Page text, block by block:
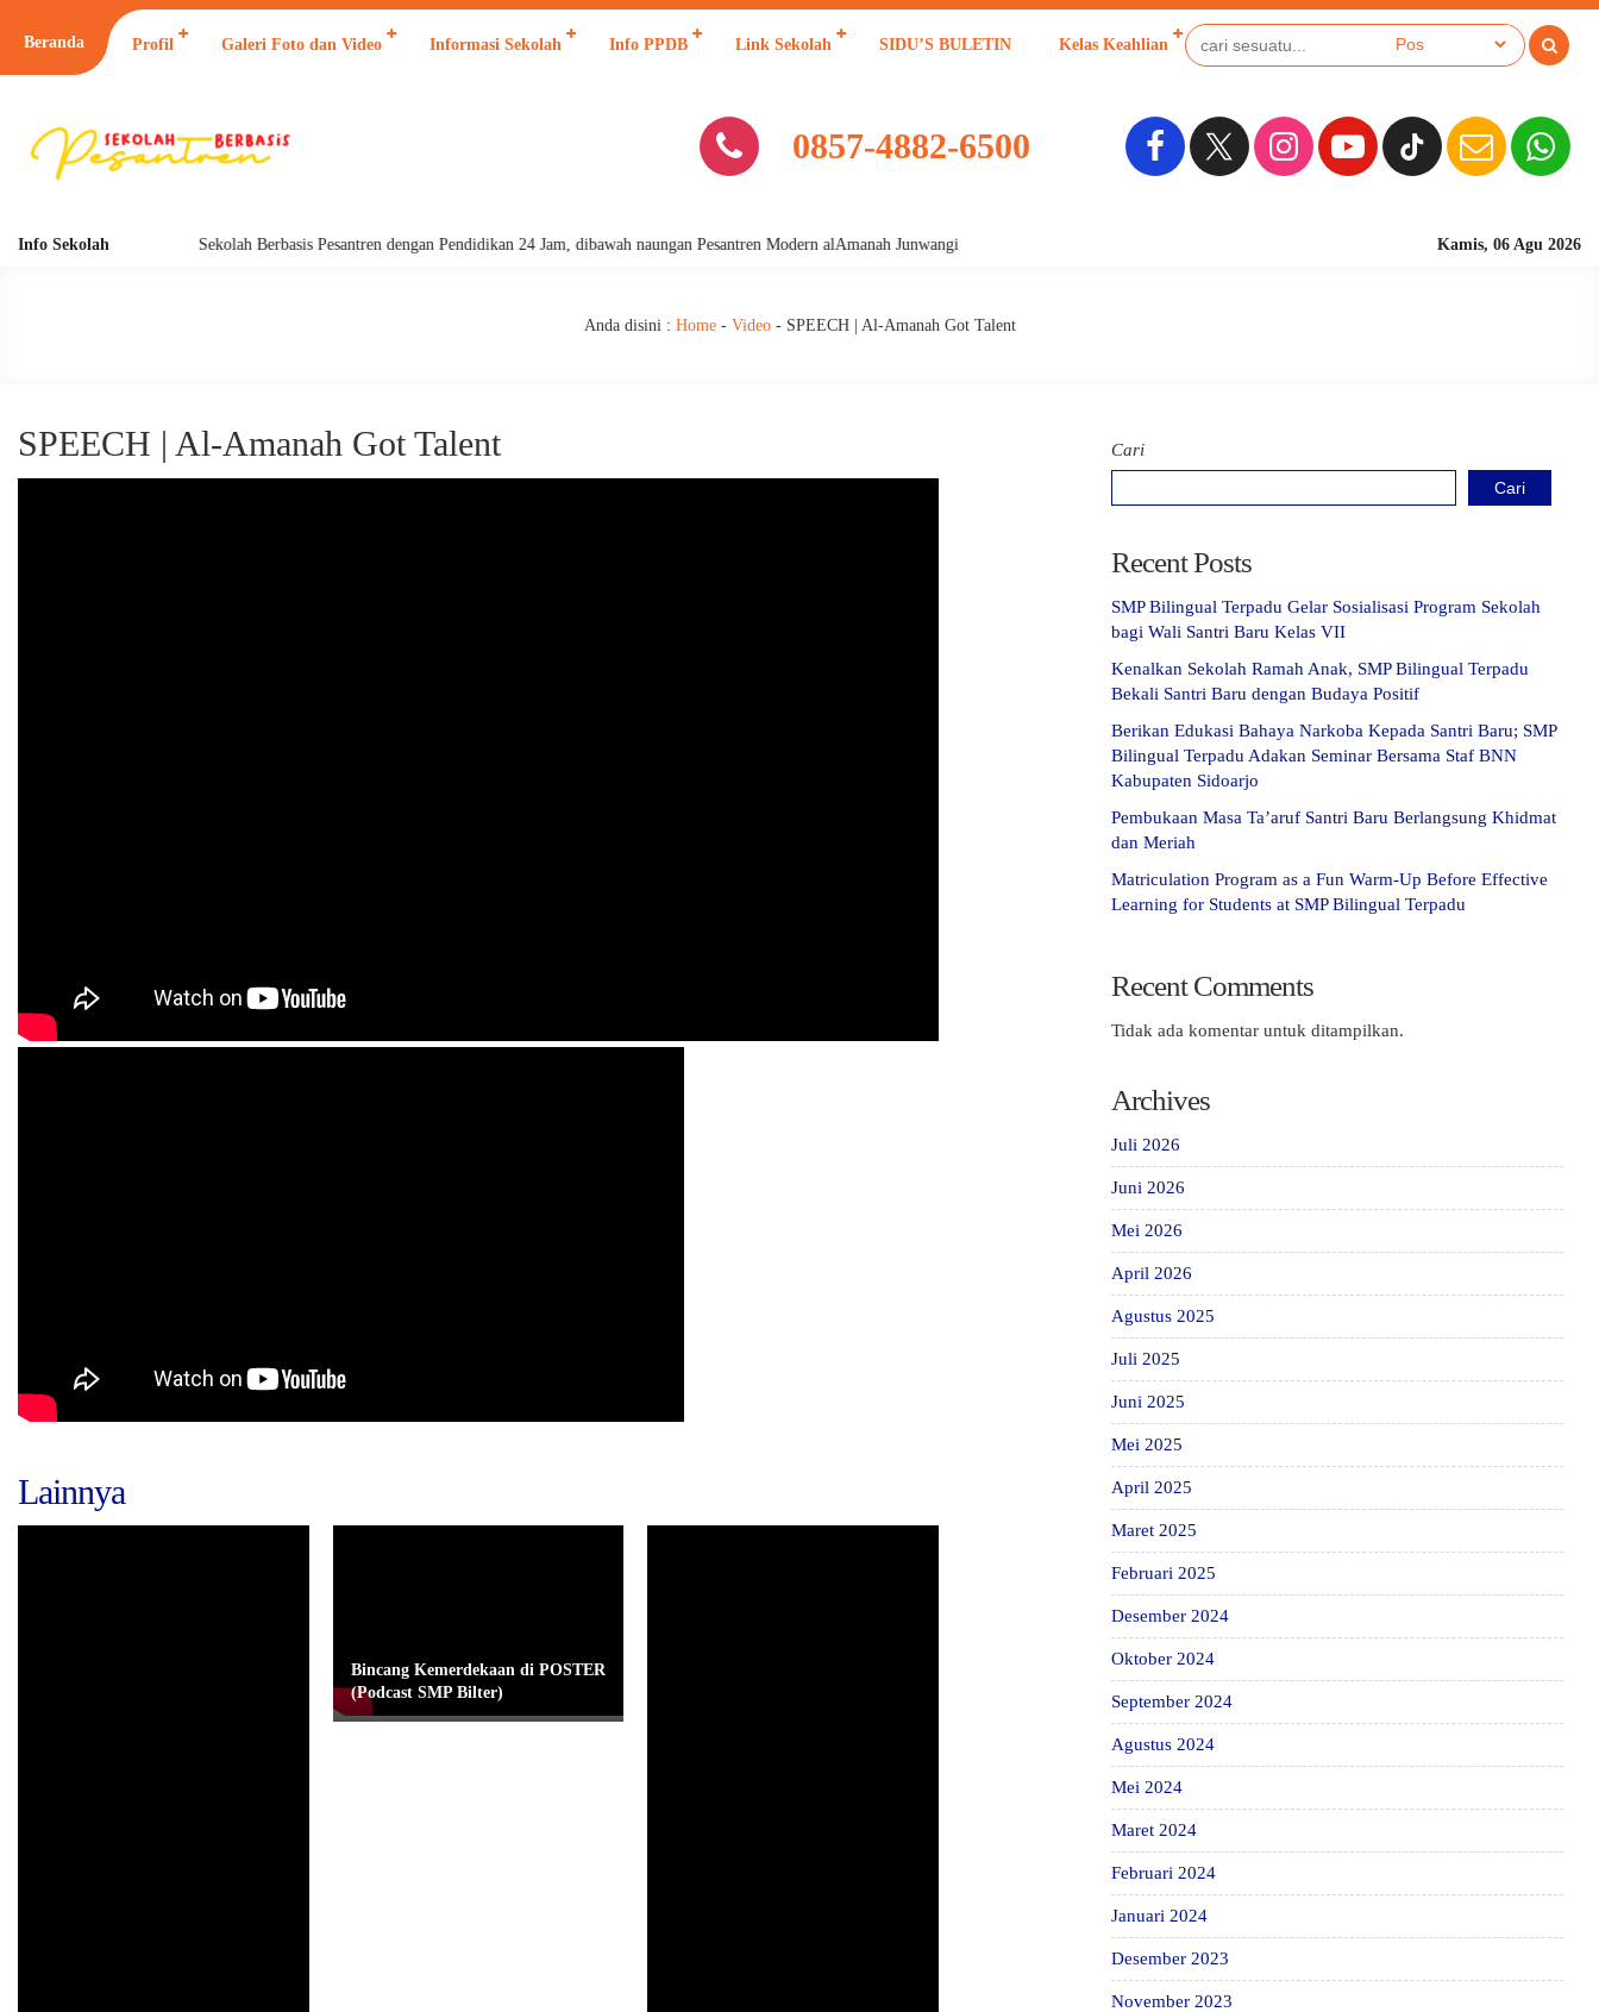
Beranda Profil Galeri Foto dan Video Informasi Sekolah Info PPDB Link Sekolah SIDU’S BULETIN Kelas Keahlian
0857-4882-6500
Info Sekolah Kamis, 06 Agu 2026
Sekolah Berbasis
Sekolah Berbasis Pesantren dengan Pendidikan 24 Jam, dibawah naungan Pesantren Modern alAmanah Junwangi
Anda disini : Home- Video- SPEECH | Al-Amanah Got Talent
SPEECH | Al-Amanah Got Talent
Lainnya
Bincang Kemerdekaan di POSTER
(Podcast SMP Bilter)
Cari
Cari
Recent Posts
SMP Bilingual Terpadu Gelar Sosialisasi Program Sekolah
bagi Wali Santri Baru Kelas VII
Kenalkan Sekolah Ramah Anak, SMP Bilingual Terpadu
Bekali Santri Baru dengan Budaya Positif
Berikan Edukasi Bahaya Narkoba Kepada Santri Baru; SMP
Bilingual Terpadu Adakan Seminar Bersama Staf BNN
Kabupaten Sidoarjo
Pembukaan Masa Ta’aruf Santri Baru Berlangsung Khidmat
dan Meriah
Matriculation Program as a Fun Warm-Up Before Effective
Learning for Students at SMP Bilingual Terpadu
Recent Comments
Tidak ada komentar untuk ditampilkan.
Archives
Juli 2026
Juni 2026
Mei 2026
April 2026
Agustus 2025
Juli 2025
Juni 2025
Mei 2025
April 2025
Maret 2025
Februari 2025
Desember 2024
Oktober 2024
September 2024
Agustus 2024
Mei 2024
Maret 2024
Februari 2024
Januari 2024
Desember 2023
November 2023